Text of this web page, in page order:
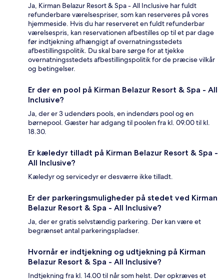
Ja, Kirman Belazur Resort & Spa - All Inclusive har fuldt
refunderbare værelsespriser, som kan reserveres på vores
hjemmeside. Hvis du har reserveret en fuldt refunderbar
værelsespris, kan reservationen afbestilles op til et par dage
før indtjekning afhængigt af overnatningsstedets
afbestillingspolitik. Du skal bare sørge for at tjekke
overnatningsstedets afbestillingspolitik for de præcise vilkår
og betingelser.
Er der en pool på Kirman Belazur Resort & Spa - All
Inclusive?
Ja, der er 3 udendørs pools, en indendørs pool og en
børnepool. Gæster har adgang til poolen fra kl. 09.00 til kl.
18.30.
Er kæledyr tilladt på Kirman Belazur Resort & Spa -
All Inclusive?
Kæledyr og servicedyr er desværre ikke tilladt.
Er der parkeringsmuligheder på stedet ved Kirman
Belazur Resort & Spa - All Inclusive?
Ja, der er gratis selvstændig parkering. Der kan være et
begrænset antal parkeringspladser.
Hvornår er indtjekning og udtjekning på Kirman
Belazur Resort & Spa - All Inclusive?
Indtjekning fra kl. 14.00 til når som helst. Der opkræves et